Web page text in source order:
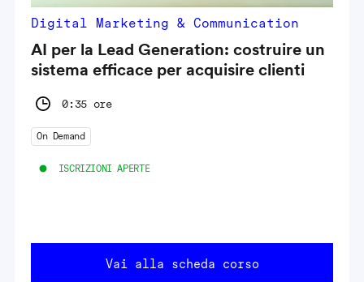
Digital Marketing & Communication
AI per la Lead Generation: costruire un
sistema efficace per acquisire clienti
0:35 ore
On Demand
ISCRIZIONI APERTE
Vai alla scheda corso